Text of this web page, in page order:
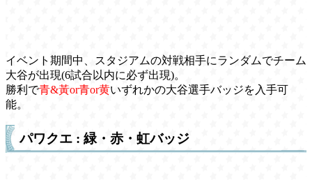
イベント期間中、スタジアムの対戦相手にランダムでチーム
大谷が出現(6試合以内に必ず出現)。
勝利で青&黃or青or黄いずれかの大谷選手バッジを入手可
能。
パワクエ : 緑・赤・虹バッジ